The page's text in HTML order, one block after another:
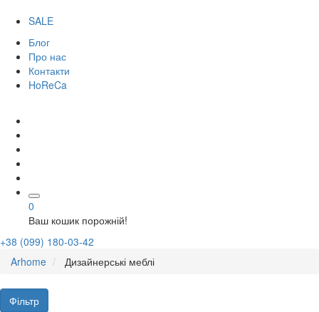
SALE
Блог
Про нас
Контакти
HoReCa
0
Ваш кошик порожній!
+38 (099) 180-03-42
Arhome
Дизайнерські меблі
Фільтр